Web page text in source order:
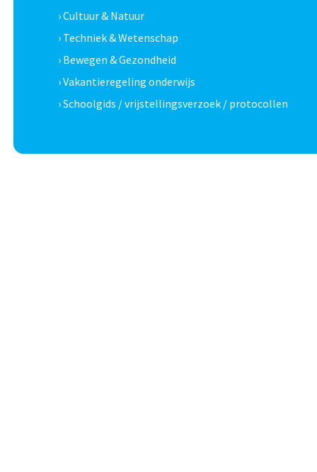
› Cultuur & Natuur
› Techniek & Wetenschap
› Bewegen & Gezondheid
› Vakantieregeling onderwijs
› Schoolgids / vrijstellingsverzoek / protocollen